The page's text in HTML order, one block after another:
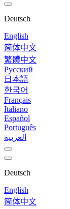
Deutsch
English
简体中文
繁體中文
Русский
日本語
한국어
Français
Italiano
Español
Português
العربية
Deutsch
English
简体中文